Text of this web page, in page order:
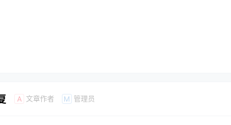
A 文章作者 M 管理员